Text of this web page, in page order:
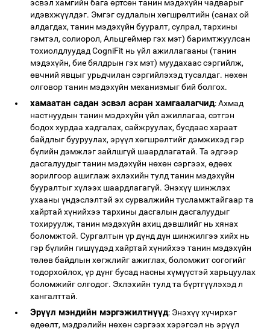
эсвэл хамгийн бага өртсөн танин мэдэхүйн чадварыг
идэвхжүүлдэг. Эмгэг судлалын хөгшрөлтийн (санах ой
алдагдах, танин мэдэхүйн бууралт, сулрал, тархины
гэмтэл, солиорол, Альцгеймер гэх мэт) баримтжуулсан
тохиолдлуудад CogniFit нь үйл ажиллагааны (танин
мэдэхүйн, бие бялдрын гэх мэт) муудахаас сэргийлж,
өвчний явцыг урьдчилан сэргийлэхэд тусалдаг. нөхөн
олговор танин мэдэхүйн механизмыг бий болгох.
хамаатан садан эсвэл асран хамгаалагчид: Ахмад
настнуудын танин мэдэхүйн үйл ажиллагаа, сэтгэн
бодох хурдаа хадгалах, сайжруулах, бусдаас хараат
байдлыг бууруулах, эрүүл хөгшрөлтийг дэмжихэд гэр
бүлийн дэмжлэг зайлшгүй шаардлагатай. Та эдгээр
дасгалуудыг танин мэдэхүйн нөхөн сэргээх, өдөөх
зорилгоор ашиглаж эхлэхийн тулд танин мэдэхүйн
бууралтыг хүлээх шаардлагагүй. Энэхүү шинжлэх
ухааны үндэслэлтэй эх сурвалжийн тусламжтайгаар та
хайртай хүнийхээ тархины дасгалын дасгалуудыг
тохируулж, танин мэдэхүйн ахиц дэвшлийг нь хянах
боломжтой. Сургалтын үр дүнд дүн шинжилгээ хийх нь
гэр бүлийн гишүүдэд хайртай хүнийхээ танин мэдэхүйн
төлөв байдлын хөгжлийг ажиглах, боломжит согогийг
тодорхойлох, үр дүнг бусад насны хүмүүстэй харьцуулах
боломжийг олгодог. Эхлэхийн тулд та бүртгүүлэхэд л
хангалттай.
Эрүүл мэндийн мэргэжилтнүүд: Энэхүү хүчирхэг
өдөөлт, мэдрэлийн нөхөн сэргээх хэрэгсэл нь эрүүл